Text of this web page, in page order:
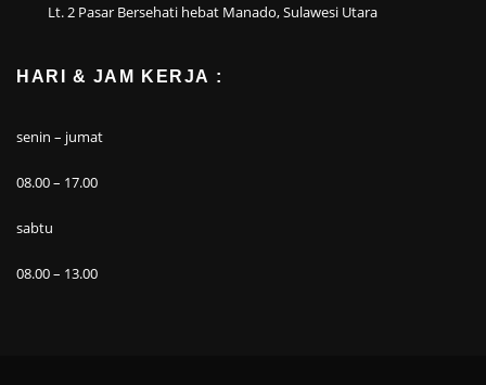
Lt. 2 Pasar Bersehati hebat Manado, Sulawesi Utara
HARI & JAM KERJA :
senin – jumat
08.00 – 17.00
sabtu
08.00 – 13.00